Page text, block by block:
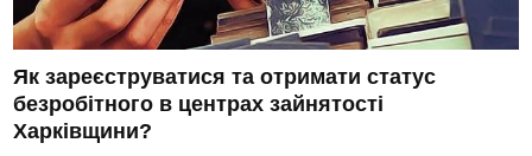
Як зареєструватися та отримати статус
безробітного в центрах зайнятості
Харківщини?